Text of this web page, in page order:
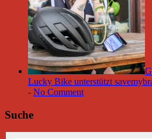
Lucky Bike unterstützt
- No Comment
Suche